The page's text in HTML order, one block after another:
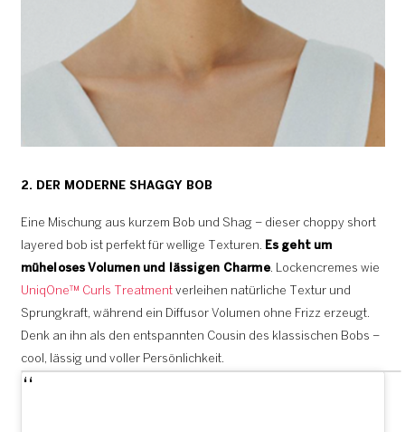
2. DER MODERNE SHAGGY BOB
Eine Mischung aus kurzem Bob und Shag – dieser choppy short
layered bob ist perfekt für wellige Texturen. Es geht um
müheloses Volumen und lässigen Charme. Lockencremes wie
UniqOne™ Curls Treatmentverleihen natürliche Textur und
Sprungkraft, während ein Diffusor Volumen ohne Frizz erzeugt.
Denk an ihn als den entspannten Cousin des klassischen Bobs –
cool, lässig und voller Persönlichkeit.